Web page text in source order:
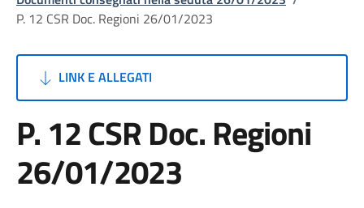
P. 12 CSR Doc. Regioni 26/01/2023
LINK E ALLEGATI
P. 12 CSR Doc. Regioni
26/01/2023